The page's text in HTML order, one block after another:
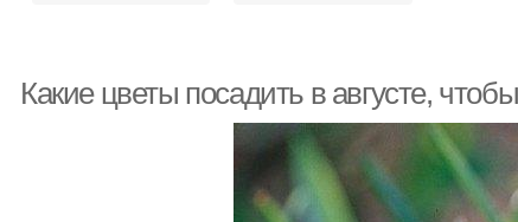
Какие цветы посадить в августе,